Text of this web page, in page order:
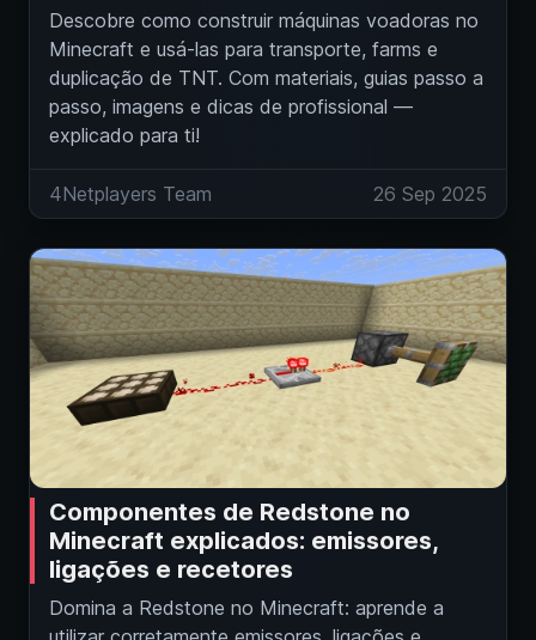
Descobre como construir máquinas voadoras no
Minecraft e usá‑las para transporte, farms e
duplicação de TNT. Com materiais, guias passo a
passo, imagens e dicas de profissional —
explicado para ti!
4Netplayers Team 26 Sep 2025
Componentes de Redstone no
Minecraft explicados: emissores,
ligações e recetores
Domina a Redstone no Minecraft: aprende a